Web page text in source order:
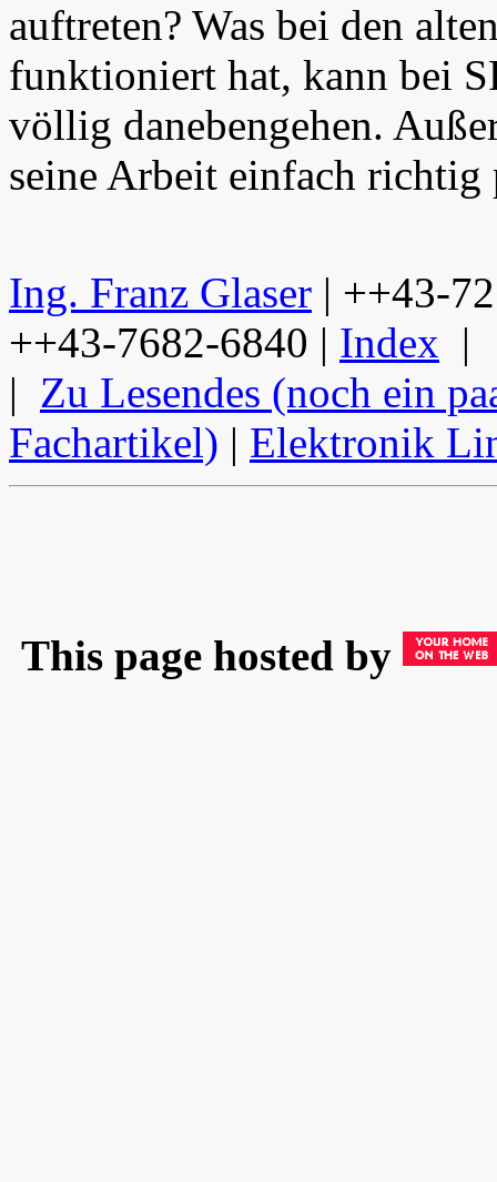
auftreten? Was bei den
funktioniert hat, kann bei
völlig danebengehen.
seine Arbeit einfach richtig
Ing. Franz Glaser | ++43-
++43-7682-6840 | Index |
| Zu Lesendes (noch ein
Fachartikel) | Elektronik
This page hosted by